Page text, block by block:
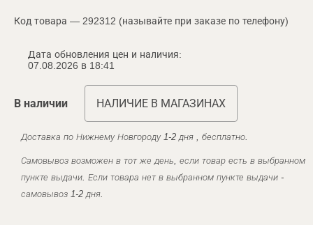
Код товара — 292312 (называйте при заказе по телефону)
Дата обновления цен и наличия:
07.08.2026 в 18:41
В наличии НАЛИЧИЕ В МАГАЗИНАХ
Доставка по Нижнему Новгороду 1-2 дня , бесплатно.
Самовывоз возможен в тот же день, если товар есть в выбранном
пункте выдачи. Если товара нет в выбранном пункте выдачи -
самовывоз 1-2 дня.